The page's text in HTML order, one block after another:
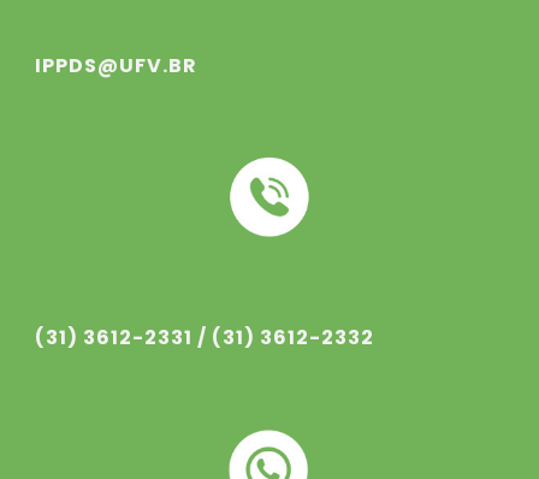
IPPDS@UFV.BR
(31) 3612-2331 / (31) 3612-2332